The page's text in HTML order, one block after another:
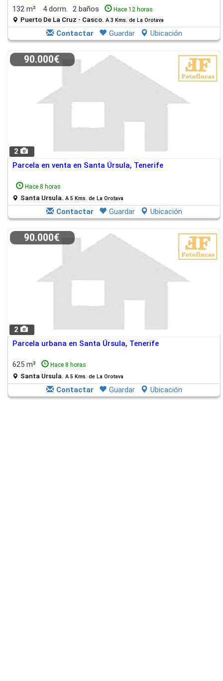
132 m²
4 dorm. 2 baños Hace 12 horas
Puerto De La Cruz - Casco. A 3 Kms. de La Orotava
Contactar Guardar Ubicación
2
90.000€
Parcela en venta en Santa Úrsula, Tenerife
Hace 8 horas
Santa Ursula. A 5 Kms. de La Orotava
Contactar Guardar Ubicación
2
90.000€
Parcela urbana en Santa Úrsula, Tenerife
625 m² Hace 8 horas
Santa Ursula. A 5 Kms. de La Orotava
Contactar Guardar Ubicación